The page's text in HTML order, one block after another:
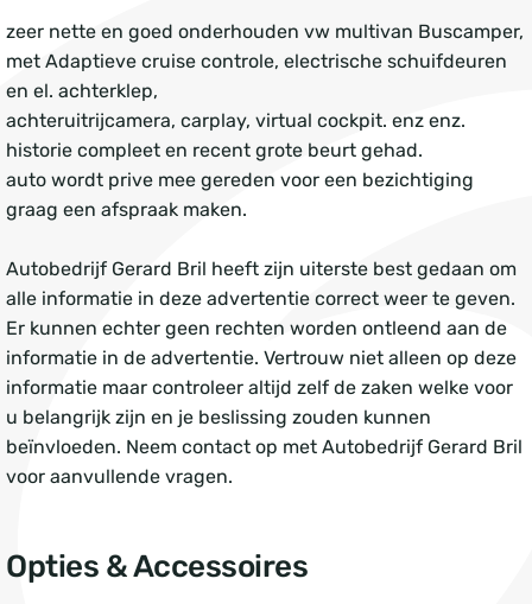
zeer nette en goed onderhouden vw multivan Buscamper,
met Adaptieve cruise controle, electrische schuifdeuren
en el. achterklep,
achteruitrijcamera, carplay, virtual cockpit. enz enz.
historie compleet en recent grote beurt gehad.
auto wordt prive mee gereden voor een bezichtiging
graag een afspraak maken.
Autobedrijf Gerard Bril heeft zijn uiterste best gedaan om
alle informatie in deze advertentie correct weer te geven.
Er kunnen echter geen rechten worden ontleend aan de
informatie in de advertentie. Vertrouw niet alleen op deze
informatie maar controleer altijd zelf de zaken welke voor
u belangrijk zijn en je beslissing zouden kunnen
beïnvloeden. Neem contact op met Autobedrijf Gerard Bril
voor aanvullende vragen.
Opties & Accessoires